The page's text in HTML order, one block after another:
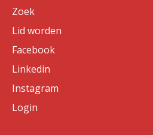
Zoek
Lid worden
Facebook
Linkedin
Instagram
Login